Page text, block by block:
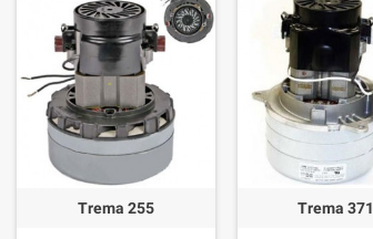
Trema 255 Trema 371